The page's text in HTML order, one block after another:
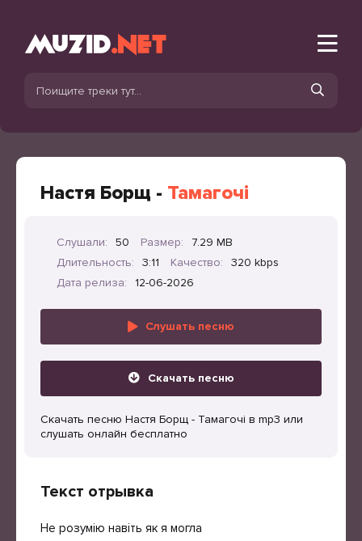
Настя Борщ - Тамагочі
Слушали: 50 Размер:
7.29 MB
Длительность:
3:11 Качество:
320 kbps
Дата релиза:
12-06-2026
Слушать песню
Скачать песню
Скачать песню Настя Борщ - Тамагочі в mp3 или
слушать онлайн бесплатно
Текст отрывка
Не розумію навіть як я могла